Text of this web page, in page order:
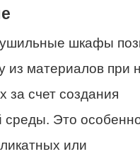
шкафы
из материалов при
за счет создания
среды. Это
или